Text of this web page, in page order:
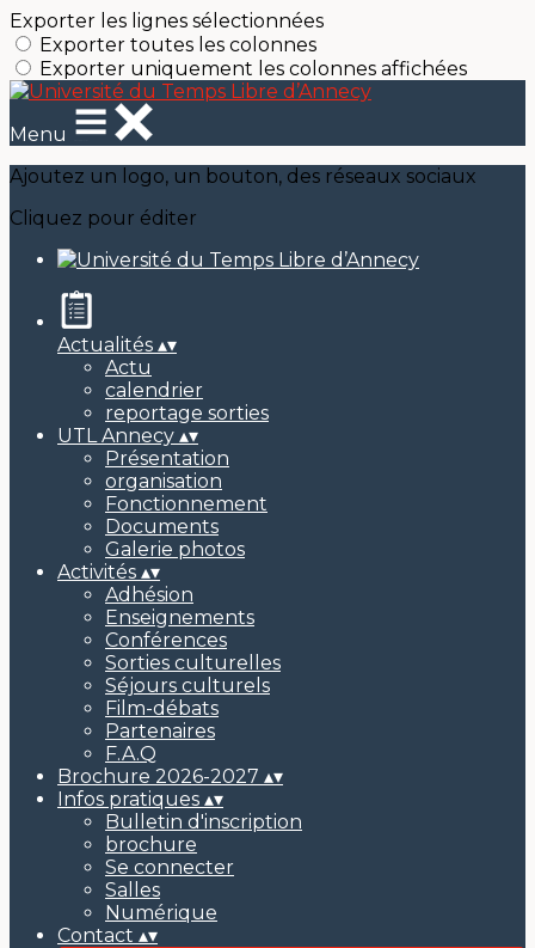
Exporter les lignes sélectionnées
Exporter toutes les colonnes
Exporter uniquement les colonnes affichées
Menu
Ajoutez un logo, un bouton, des réseaux sociaux
Cliquez pour éditer
Actualités ▴▾
Actu
calendrier
reportage sorties
UTL Annecy ▴▾
Présentation
organisation
Fonctionnement
Documents
Galerie photos
Activités ▴▾
Adhésion
Enseignements
Conférences
Sorties culturelles
Séjours culturels
Film-débats
Partenaires
F.A.Q
Brochure 2026-2027 ▴▾
Infos pratiques ▴▾
Bulletin d'inscription
brochure
Se connecter
Salles
Numérique
Contact ▴▾